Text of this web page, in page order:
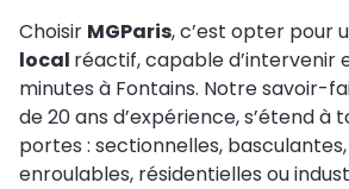
Choisir MGParis, c’est opter pour
local réactif, capable d’intervenir
minutes à Fontains. Notre savoir-
de 20 ans d’expérience, s’étend à
portes : sectionnelles,
enroulables, résidentielles ou